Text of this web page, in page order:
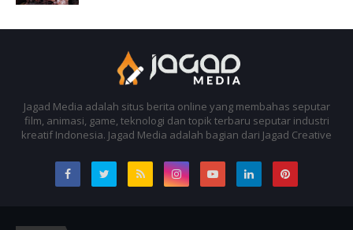
Jagad Media adalah situs berita online yang membahas seputar
film, animasi, game, teknologi dan topik terbaru seputar industri
kreatif Indonesia. Jagad Media adalah bagian dari Jagad Creative